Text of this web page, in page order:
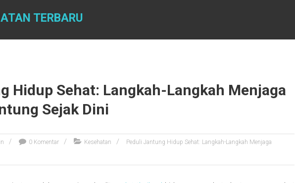
TERBARU
Hidup Sehat: Langkah-Langkah Menjaga
Sejak Dini
0 Komentar Kesehatan Peduli Jantung Hidup Sehat: Langkah-Langkah Menjaga